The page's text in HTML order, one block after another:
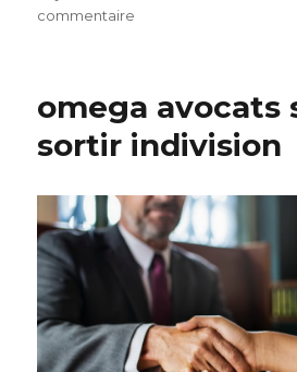
le
commentaire
Spécialistes
de
l’indivision
omega avocats
sortir indivision